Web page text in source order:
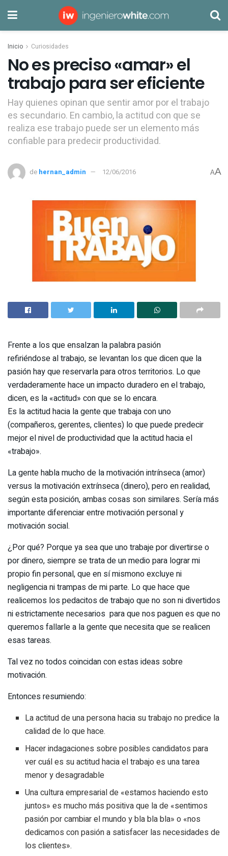
Inicio Curiosidades
No es preciso «amar» el
trabajo para ser eficiente
Hay quienes opinan que sentir amor por el trabajo
es secundario. En cambio, la actitud con que se
realiza ese trabajo puede ser un elemento más
confiable para predecir productividad.
de hernan_admin 12/06/2016 AA
Frente a los que ensalzan la palabra pasión
refiriéndose al trabajo, se levantan los que dicen que la
pasión hay que reservarla para otros territorios. Lo que
verdaderamente hace un impacto duradero en el trabajo,
dicen, es la «actitud» con que se lo encara.
Es la actitud hacia la gente que trabaja con uno
(compañeros, gerentes, clientes) lo que puede predecir
mejor el nivel de productividad que la actitud hacia el
«trabajo».
La gente habla mucho de la motivación intrínseca (amor)
versus la motivación extrínseca (dinero), pero en realidad,
según esta posición, ambas cosas son similares. Sería más
importante diferenciar entre motivación personal y
motivación social.
¿Por qué? Porque ya sea que uno trabaje por divertirse o
por dinero, siempre se trata de un medio para lograr mi
propio fin personal, que en sí mismono excluye ni
negligencia ni trampas de mi parte. Lo que hace que
realicemos los pedacitos de trabajo que no son ni divertidos
ni estrictamente necesarios para que nos paguen es que no
queremos fallarle a la gente que necesita que se realicen
esas tareas.
Tal vez no todos coincidan con estas ideas sobre
motivación.
Entonces resumiendo:
La actitud de una persona hacia su trabajo no predice la
calidad de lo que hace.
Hacer indagaciones sobre posibles candidatos para
ver cuál es su actitud hacia el trabajo es una tarea
menor y desagradable
Una cultura empresarial de «estamos haciendo esto
juntos» es mucho más positiva que la de «sentimos
pasión por cambiar el mundo y bla bla bla» o «nos
dedicamos con pasión a satisfacer las necesidades de
los clientes».